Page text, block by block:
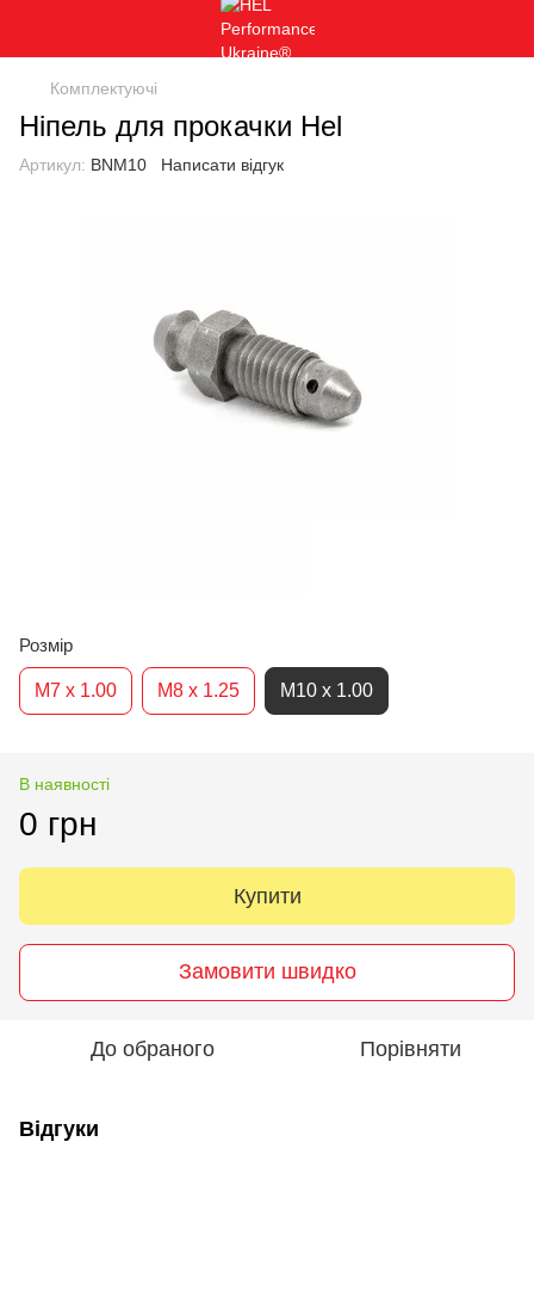
Комплектуючі
Ніпель для прокачки Hel
Артикул: BNM10 Написати відгук
Розмір
M7 х 1.00 M8 х 1.25 M10 х 1.00
В наявності
0 грн
Купити
Замовити швидко
До обраного Порівняти
Відгуки